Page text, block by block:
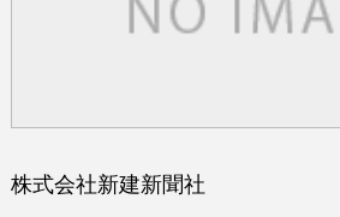
株式会社新建新聞社